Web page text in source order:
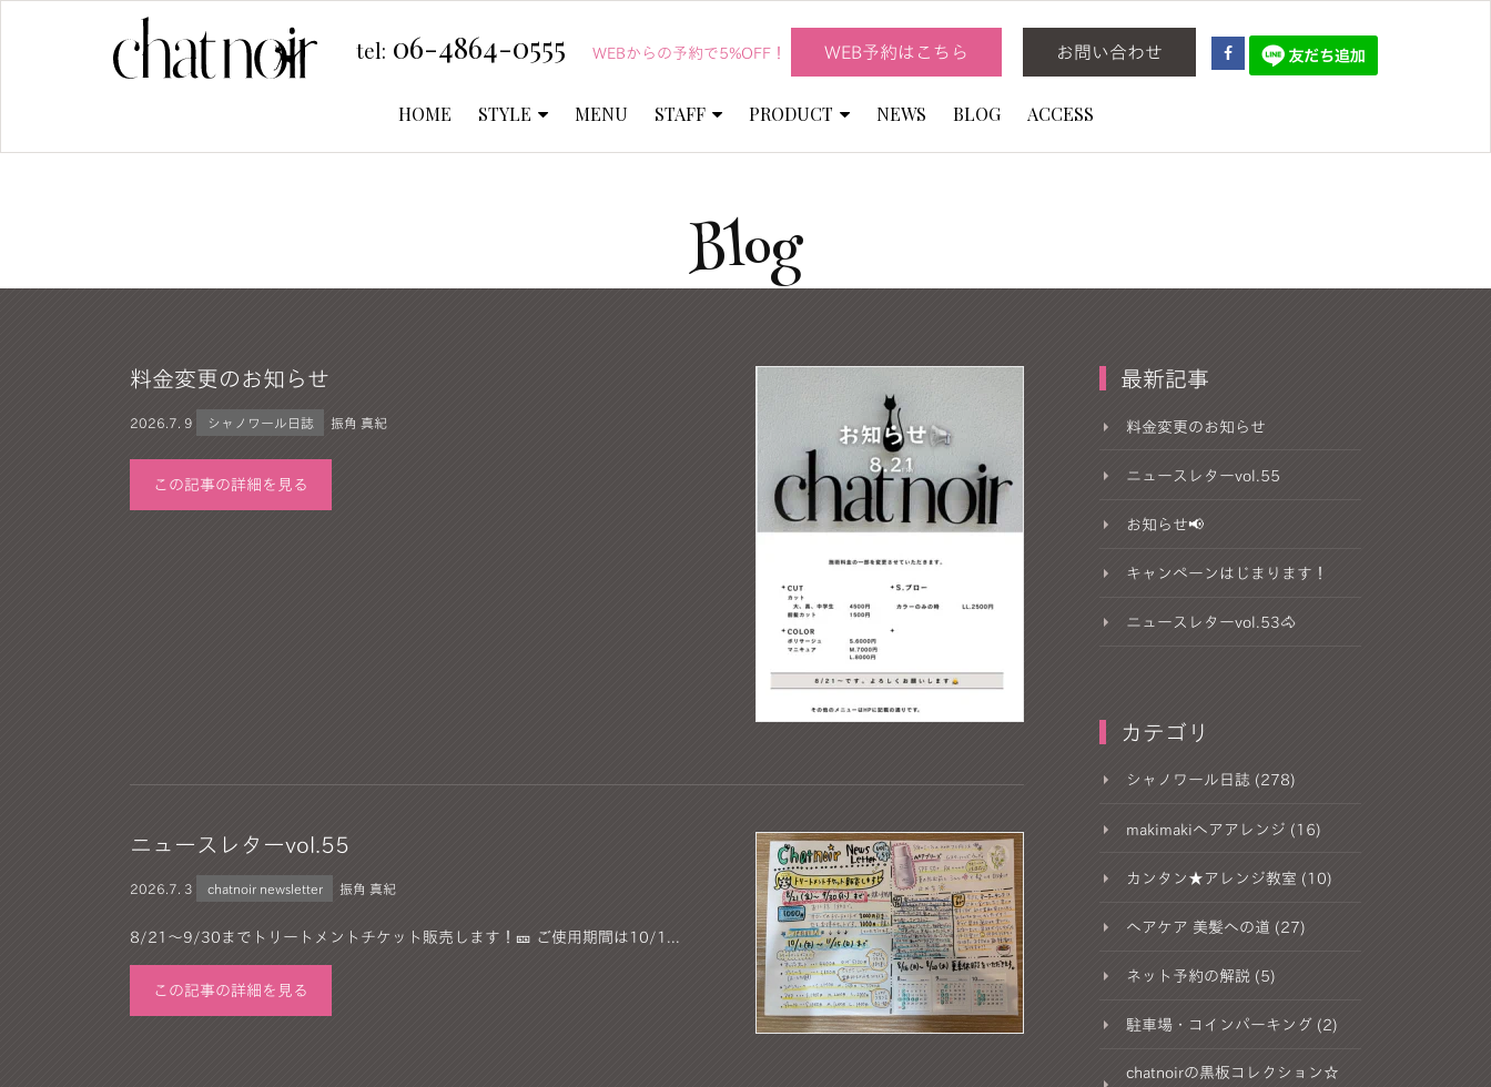
tel: 06-4864-0555 WEBからの予約で5%OFF！ WEB予約はこちら お問い合わせ
HOME STYLE MENU STAFF PRODUCT NEWS BLOG ACCESS
Blog
料金変更のお知らせ
2026. 7. 9 シャノワール日誌 振角 真紀
この記事の詳細を見る
ニュースレターvol.55
2026. 7. 3 chatnoir newsletter 振角 真紀
8/21〜9/30までトリートメントチケット販売します！🎫 ご使用期間は10/1...
この記事の詳細を見る
最新記事
料金変更のお知らせ
ニュースレターvol.55
お知らせ📢
キャンペーンはじまります！
ニュースレターvol.53🐴
カテゴリ
シャノワール日誌 (278)
makimakiヘアアレンジ (16)
カンタン★アレンジ教室 (10)
ヘアケア 美髪への道 (27)
ネット予約の解説 (5)
駐車場・コインパーキング (2)
chatnoirの黒板コレクション☆